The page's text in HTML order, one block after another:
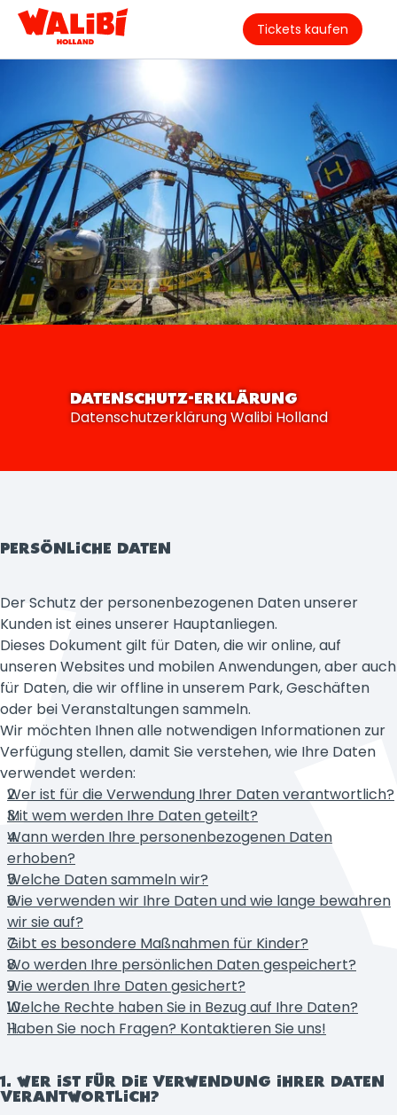
Tickets kaufen
DATENSCHUTZ-ERKLÄRUNG
Datenschutzerklärung Walibi Holland
PERSÖNLICHE DATEN
Der Schutz der personenbezogenen Daten unserer
Kunden ist eines unserer Hauptanliegen.
Dieses Dokument gilt für Daten, die wir online, auf
unseren Websites und mobilen Anwendungen, aber auch
für Daten, die wir offline in unserem Park, Geschäften
oder bei Veranstaltungen sammeln.
Wir möchten Ihnen alle notwendigen Informationen zur
Verfügung stellen, damit Sie verstehen, wie Ihre Daten
verwendet werden:
Wer ist für die Verwendung Ihrer Daten verantwortlich?
Mit wem werden Ihre Daten geteilt?
Wann werden Ihre personenbezogenen Daten
erhoben?
Welche Daten sammeln wir?
Wie verwenden wir Ihre Daten und wie lange bewahren
wir sie auf?
Gibt es besondere Maßnahmen für Kinder?
Wo werden Ihre persönlichen Daten gespeichert?
Wie werden Ihre Daten gesichert?
Welche Rechte haben Sie in Bezug auf Ihre Daten?
Haben Sie noch Fragen? Kontaktieren Sie uns!
1. WER IST FÜR DIE VERWENDUNG IHRER DATEN
VERANTWORTLICH?